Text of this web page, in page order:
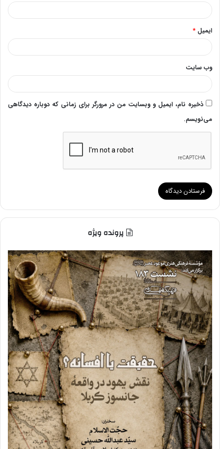
ایمیل *
وب‌ سایت
ذخیره نام، ایمیل و وبسایت من در مرورگر برای زمانی که دوباره دیدگاهی
می‌نویسم.
پرونده ویژه